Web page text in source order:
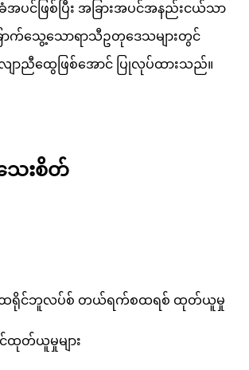
အပင်ဖြစ်ပြီး အခြားအပင်အနည်းငယ်သာ
ာက်သွေ့သောရာသီဥတုဒေသများတွင်
ောညီထွေဖြစ်အောင် ပြုလုပ်ထားသည်။
းစိတ်
ရိုင်ဘူလပ်စ် တယ်ရက်စထရစ် ထုတ်ယူမှု
ထုတ်ယူမှုများ